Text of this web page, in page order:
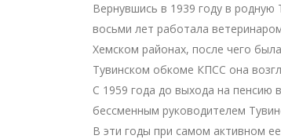
Вернувшись в 1939 году в
восьми лет работала
Хемском районах, после чего
Тувинском обкоме КПСС она
С 1959 года до выхода на пенсию
бессменным руководителем
В эти годы при самом активном